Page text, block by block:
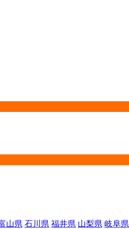
山県 石川県 福井県 山梨県 岐阜県